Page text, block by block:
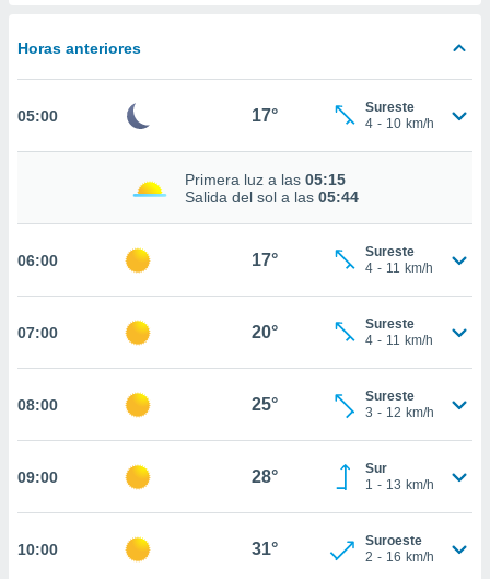
seguir
a la
todas
nuestros
análisis
así como
en
CONFIGURACIÓN
Horas anteriores
05:00 17°
Sureste
4 - 10 km/h
Primera luz a las 05:15
Salida del sol a las 05:44
06:00 17°
Sureste
4 - 11 km/h
07:00 20°
Sureste
4 - 11 km/h
08:00 25°
Sureste
3 - 12 km/h
09:00 28°
Sur
1 - 13 km/h
10:00 31°
Suroeste
2 - 16 km/h